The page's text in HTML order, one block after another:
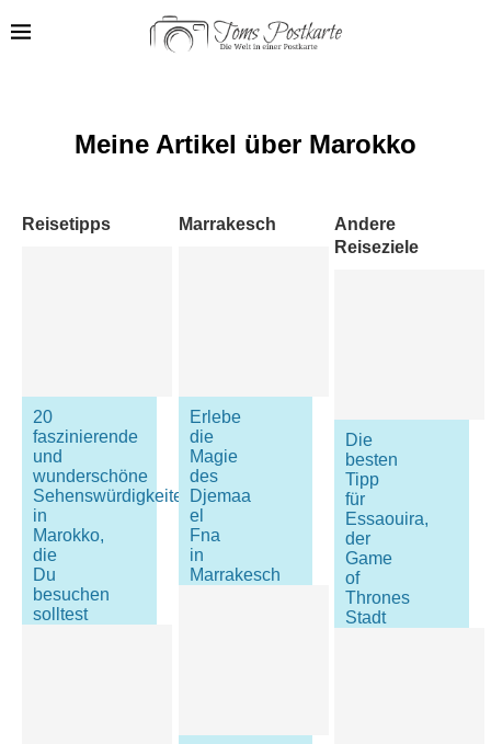
Meine Artikel über Marokko
Reisetipps
20
faszinierende
und
wunderschöne
Sehenswürdigkeiten
in
Marokko,
die
Du
besuchen
solltest
Marrakesch
Erlebe
die
Magie
des
Djemaa
el
Fna
in
Marrakesch
Andere
Reiseziele
Die
besten
Tipp
für
Essaouira,
der
Game
of
Thrones
Stadt